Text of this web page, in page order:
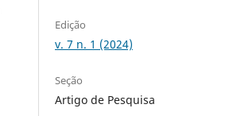
Edição
v. 7 n. 1 (2024)
Seção
Artigo de Pesquisa